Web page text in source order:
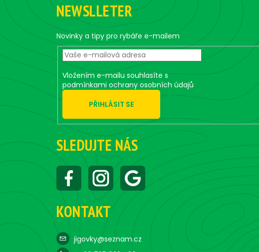
NEWSLLETER
Novinky a tipy pro rybáře e-mailem
Vložením e-mailu souhlasíte s
podmínkami ochrany osobních údajů
PŘIHLÁSIT SE
SLEDUJTE NÁS
KONTAKT
jigovky@seznam.cz